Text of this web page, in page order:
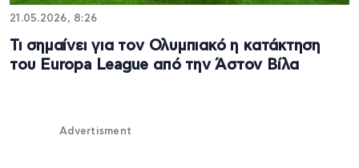
21.05.2026, 8:26
Τι σημαίνει για τον Ολυμπιακό η κατάκτηση
του Europa League από την Άστον Βίλα
Advertisment